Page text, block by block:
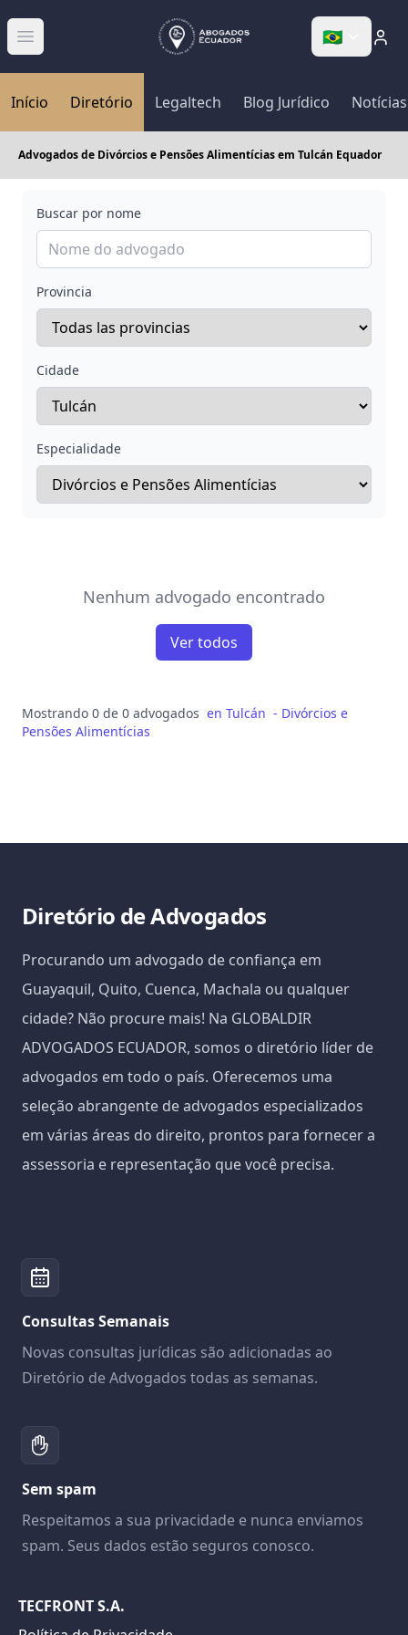
Abrir menú 🇧🇷
Início Diretório Legaltech Blog Jurídico Notícias
Advogados de Divórcios e Pensões Alimentícias em Tulcán Equador
Buscar por nome
Provincia
Cidade
Especialidade
Nenhum advogado encontrado
Ver todos
Mostrando 0 de 0 advogados en Tulcán - Divórcios e
Pensões Alimentícias
Diretório de Advogados
Procurando um advogado de confiança em
Guayaquil, Quito, Cuenca, Machala ou qualquer
cidade? Não procure mais! Na GLOBALDIR
ADVOGADOS ECUADOR, somos o diretório líder de
advogados em todo o país. Oferecemos uma
seleção abrangente de advogados especializados
em várias áreas do direito, prontos para fornecer a
assessoria e representação que você precisa.
Consultas Semanais
Novas consultas jurídicas são adicionadas ao
Diretório de Advogados todas as semanas.
Sem spam
Respeitamos a sua privacidade e nunca enviamos
spam. Seus dados estão seguros conosco.
TECFRONT S.A.